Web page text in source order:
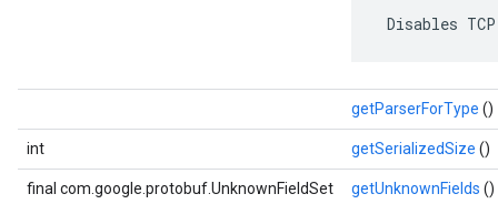
Disables
getParserForType ()
int getSerializedSize ()
final com.google.protobuf.UnknownFieldSet getUnknownFields ()